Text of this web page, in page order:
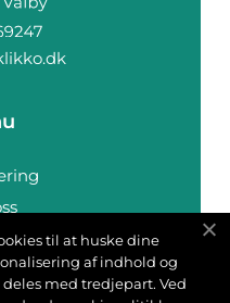
oss
til at huske dine
af indhold og
med tredjepart. Ved